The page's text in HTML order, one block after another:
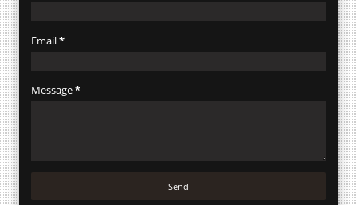
Email*
Message*